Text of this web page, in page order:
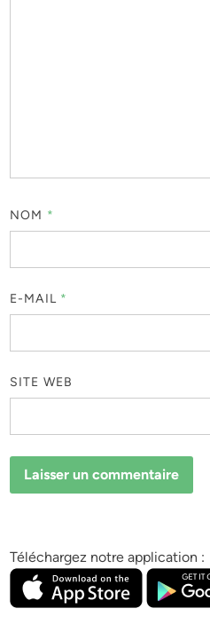
NOM *
E-MAIL *
SITE WEB
Téléchargez notre application :